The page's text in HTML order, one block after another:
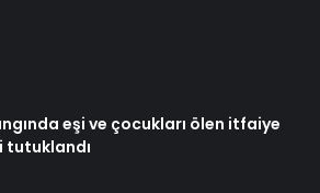
eşi ve çocukları ölen itfaiye
tutuklandı